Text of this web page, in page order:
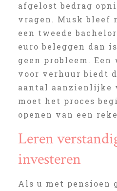
afgelost bedrag
vragen. Musk bleef
een tweede
euro beleggen dan
geen probleem. Een
voor verhuur biedt
aantal aanzienlijke
moet het proces
openen van een
Leren
investeren
Als u met pensioen